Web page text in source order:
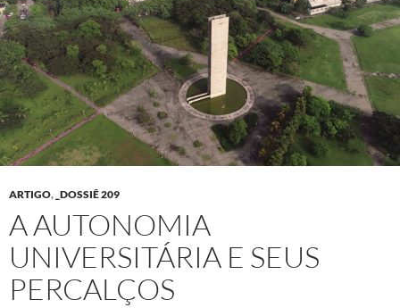
ARTIGO, _DOSSIÊ 209
A AUTONOMIA
UNIVERSITÁRIA E SEUS
PERCALÇOS